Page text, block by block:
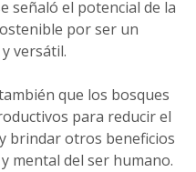
señaló el potencial de la
por ser un
versátil.
que los bosques
para reducir el
brindar otros beneficios
mental del ser humano.